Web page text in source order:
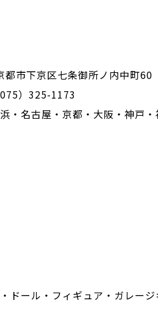
市下京区七条御所ノ内中町60
）325-1173
・名古屋・京都・大阪・神戸
ドール・フィギュア・ガレー